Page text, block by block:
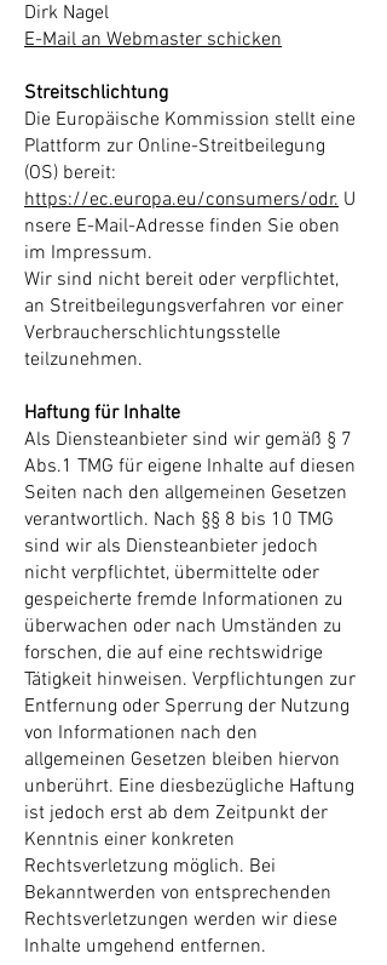
Dirk Nagel
E-Mail an Webmaster schicken
Streitschlichtung
Die Europäische Kommission stellt eine
Plattform zur Online-Streitbeilegung
(OS) bereit:
https://ec.europa.eu/consumers/odr. U
nsere E-Mail-Adresse finden Sie oben
im Impressum.
Wir sind nicht bereit oder verpflichtet,
an Streitbeilegungsverfahren vor einer
Verbraucherschlichtungsstelle
teilzunehmen.
Haftung für Inhalte
Als Diensteanbieter sind wir gemäß § 7
Abs.1 TMG für eigene Inhalte auf diesen
Seiten nach den allgemeinen Gesetzen
verantwortlich. Nach §§ 8 bis 10 TMG
sind wir als Diensteanbieter jedoch
nicht verpflichtet, übermittelte oder
gespeicherte fremde Informationen zu
überwachen oder nach Umständen zu
forschen, die auf eine rechtswidrige
Tätigkeit hinweisen. Verpflichtungen zur
Entfernung oder Sperrung der Nutzung
von Informationen nach den
allgemeinen Gesetzen bleiben hiervon
unberührt. Eine diesbezügliche Haftung
ist jedoch erst ab dem Zeitpunkt der
Kenntnis einer konkreten
Rechtsverletzung möglich. Bei
Bekanntwerden von entsprechenden
Rechtsverletzungen werden wir diese
Inhalte umgehend entfernen.